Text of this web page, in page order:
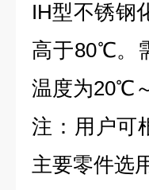
IH型不锈钢
高于80℃。
温度为20℃
注：用户可
主要零件选